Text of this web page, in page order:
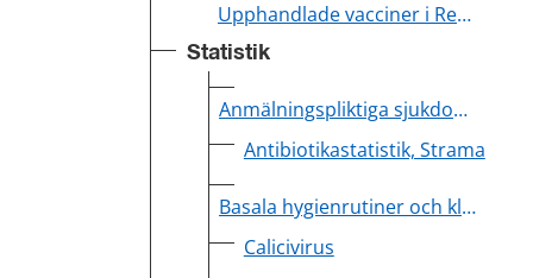
Upphandlade vacciner i Region Värmland
Statistik
Anmälningspliktiga sjukdomar
Antibiotikastatistik, Strama
Basala hygienrutiner och klädregler (BHK)
Calicivirus